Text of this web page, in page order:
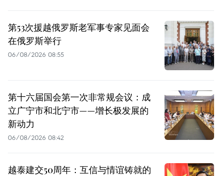
第53次援越俄罗斯老军事专家见面会
在俄罗斯举行
06/08/2026 08:55
第十六届国会第一次非常规会议：成
立广宁市和北宁市——增长极发展的
新动力
06/08/2026 08:42
越泰建交50周年：互信与情谊铸就的